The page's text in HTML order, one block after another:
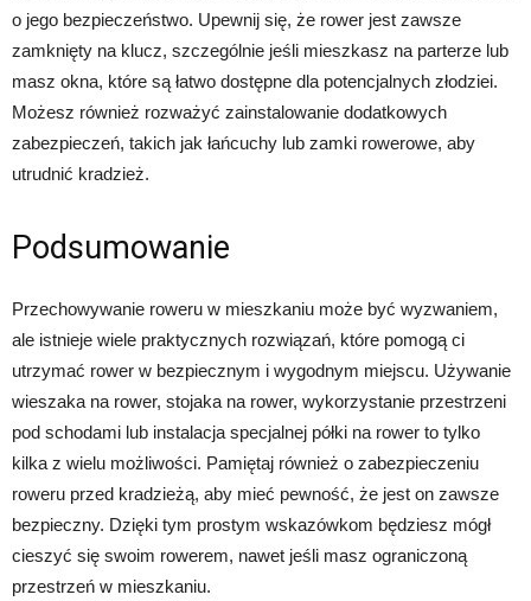
o jego bezpieczeństwo. Upewnij się, że rower jest zawsze
zamknięty na klucz, szczególnie jeśli mieszkasz na parterze lub
masz okna, które są łatwo dostępne dla potencjalnych złodziei.
Możesz również rozważyć zainstalowanie dodatkowych
zabezpieczeń, takich jak łańcuchy lub zamki rowerowe, aby
utrudnić kradzież.
Podsumowanie
Przechowywanie roweru w mieszkaniu może być wyzwaniem,
ale istnieje wiele praktycznych rozwiązań, które pomogą ci
utrzymać rower w bezpiecznym i wygodnym miejscu. Używanie
wieszaka na rower, stojaka na rower, wykorzystanie przestrzeni
pod schodami lub instalacja specjalnej półki na rower to tylko
kilka z wielu możliwości. Pamiętaj również o zabezpieczeniu
roweru przed kradzieżą, aby mieć pewność, że jest on zawsze
bezpieczny. Dzięki tym prostym wskazówkom będziesz mógł
cieszyć się swoim rowerem, nawet jeśli masz ograniczoną
przestrzeń w mieszkaniu.